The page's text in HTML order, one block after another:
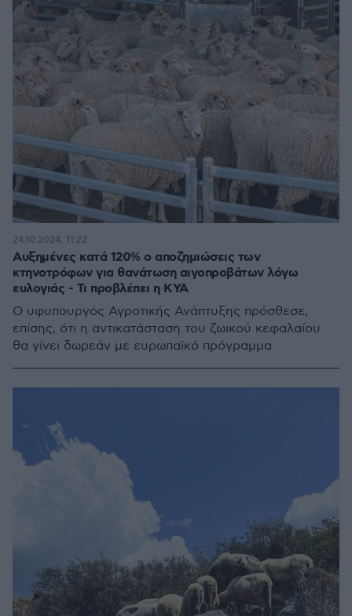
Αυξημένες κατά 120% ο αποζημιώσεις των
κτηνοτρόφων για θανάτωση αιγοπροβάτων λόγω
ευλογιάς - Τι προβλέπει η ΚΥΑ
Ο υφυπουργός Αγροτικής Ανάπτυξης πρόσθεσε,
επίσης, ότι η αντικατάσταση του ζωικού κεφαλαίου
θα γίνει δωρεάν με ευρωπαϊκό πρόγραμμα
24.10.2024, 11:22